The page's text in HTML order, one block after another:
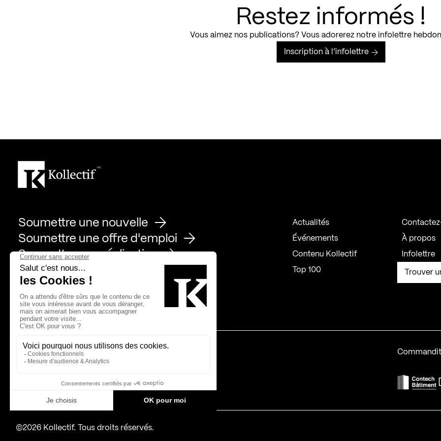
Restez informés !
Vous aimez nos publications? Vous adorerez notre infolettre
Inscription à l’infolettre
Soumettre une nouvelle
Soumettre une offre d'emploi
Soumettre une réalisation
Actualités
Événements
Contenu Kollectif
Top 100
À propos
Infolettre
Trouver
Page Facebook de Kollectif
Page Instagram de Kollectif
Page Linkedin de Kollectif
Partenaires
Bâtiment-Durable-Québec-1
Esquisses-1 MP-1
©2026 Kollectif. Tous droits réservés.